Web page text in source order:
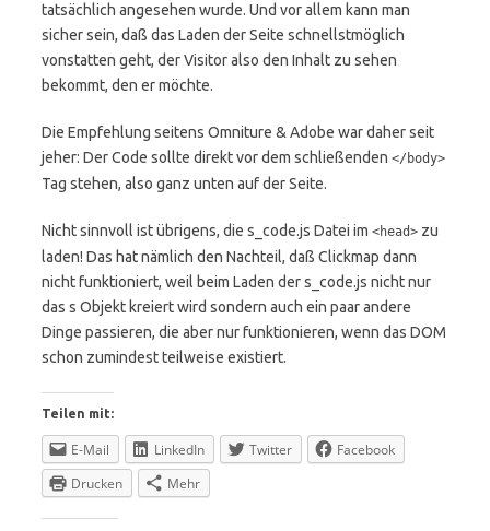
tatsächlich angesehen wurde. Und vor allem kann man
sicher sein, daß das Laden der Seite schnellstmöglich
vonstatten geht, der Visitor also den Inhalt zu sehen
bekommt, den er möchte.
Die Empfehlung seitens Omniture & Adobe war daher seit
jeher: Der Code sollte direkt vor dem schließenden </body>
Tag stehen, also ganz unten auf der Seite.
Nicht sinnvoll ist übrigens, die s_code.js Datei im <head> zu
laden! Das hat nämlich den Nachteil, daß Clickmap dann
nicht funktioniert, weil beim Laden der s_code.js nicht nur
das s Objekt kreiert wird sondern auch ein paar andere
Dinge passieren, die aber nur funktionieren, wenn das DOM
schon zumindest teilweise existiert.
Teilen mit:
E-Mail LinkedIn Twitter
Facebook
Drucken
Mehr